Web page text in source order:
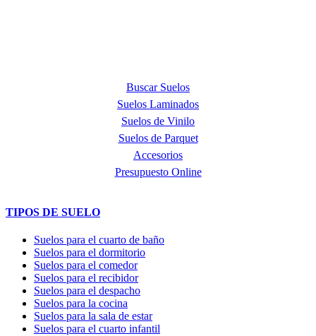
Buscar Suelos
Suelos Laminados
Suelos de Vinilo
Suelos de Parquet
Accesorios
Presupuesto Online
TIPOS DE SUELO
Suelos para el cuarto de baño
Suelos para el dormitorio
Suelos para el comedor
Suelos para el recibidor
Suelos para el despacho
Suelos para la cocina
Suelos para la sala de estar
Suelos para el cuarto infantil